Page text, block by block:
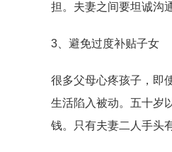
担。夫妻之间要坦诚沟
3、避免过度补贴子女
很多父母心疼孩子，即
生活陷入被动。五十岁
钱。只有夫妻二人手头